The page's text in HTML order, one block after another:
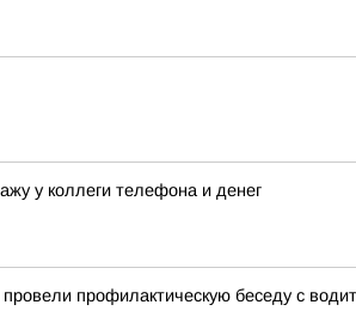
у коллеги телефона и денег
провели профилактическую беседу с